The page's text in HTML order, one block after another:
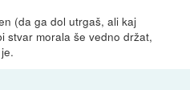
(da ga dol utrgaš, ali kaj
stvar morala še vedno držat,